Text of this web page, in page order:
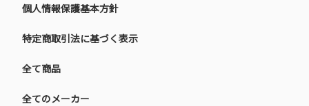
個人情報保護基本方針
特定商取引法に基づく表示
全て商品
全てのメーカー